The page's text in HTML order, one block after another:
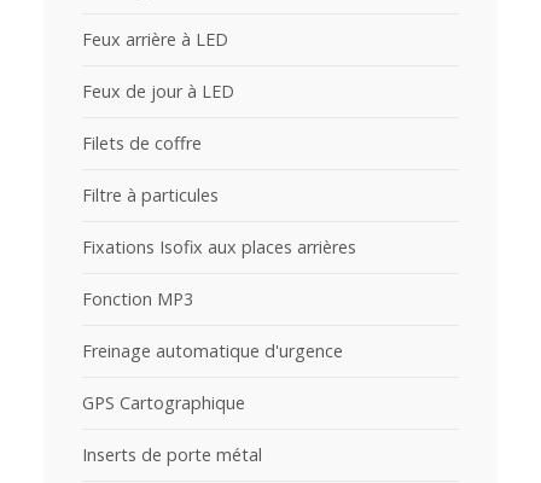
Feux arrière à LED
Feux de jour à LED
Filets de coffre
Filtre à particules
Fixations Isofix aux places arrières
Fonction MP3
Freinage automatique d'urgence
GPS Cartographique
Inserts de porte métal